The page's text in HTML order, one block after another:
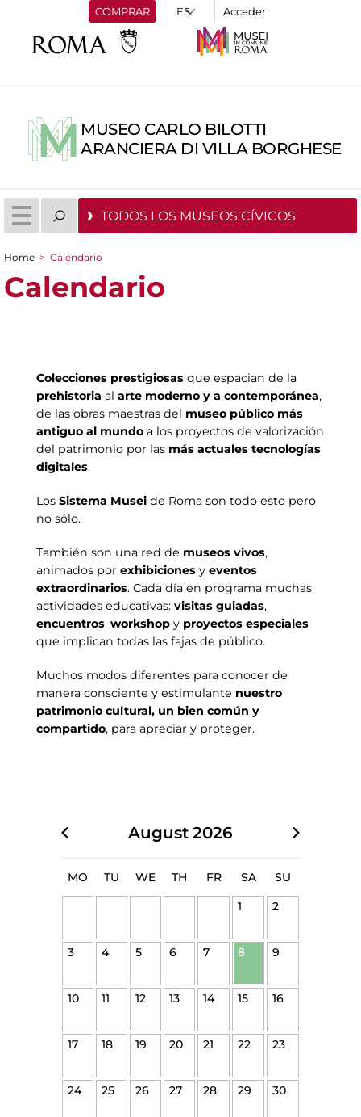
COMPRAR Acceder
MUSEO CARLO BILOTTI
ARANCIERA DI VILLA BORGHESE
TODOS LOS MUSEOS CÍVICOS
You are here
Home > Calendario
Calendario
Colecciones prestigiosas que espacian de la
prehistoria al arte moderno y a contemporánea,
de las obras maestras del museo público más
antiguo al mundo a los proyectos de valorización
del patrimonio por las más actuales tecnologías
digitales.
Los Sistema Musei de Roma son todo esto pero
no sólo.
También son una red de museos vivos,
animados por exhibiciones y eventos
extraordinarios. Cada día en programa muchas
actividades educativas: visitas guiadas,
encuentros, workshop y proyectos especiales
que implican todas las fajas de público.
Muchos modos diferentes para conocer de
manera consciente y estimulante nuestro
patrimonio cultural, un bien común y
compartido, para apreciar y proteger.
August 2026
MO TU WE TH FR SA
SU
1
2
3 4 5 6 7 8 9
10 11 12 13 14 15 16
17 18 19 20 21 22 23
24 25 26 27 28 29 30